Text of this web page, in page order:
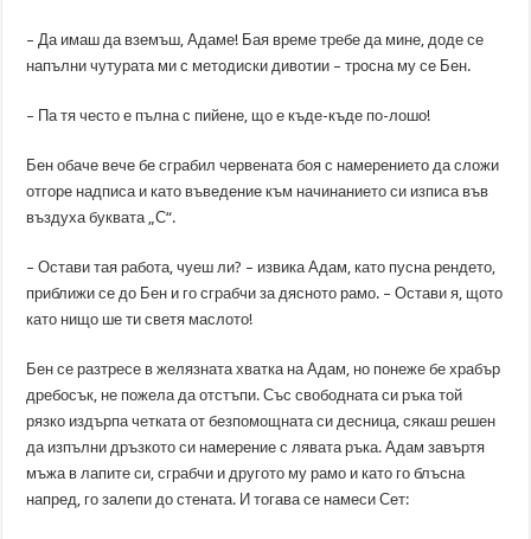
– Да имаш да вземъш, Адаме! Бая време требе да мине, доде се
напълни чутурата ми с методиски дивотии – тросна му се Бен.
– Па тя често е пълна с пийене, що е къде-къде по-лошо!
Бен обаче вече бе сграбил червената боя с намерението да сложи
отгоре надписа и като въведение към начинанието си изписа във
въздуха буквата „С“.
– Остави тая работа, чуеш ли? – извика Адам, като пусна рендето,
приближи се до Бен и го сграбчи за дясното рамо. – Остави я, щото
като нищо ше ти светя маслото!
Бен се разтресе в желязната хватка на Адам, но понеже бе храбър
дребосък, не пожела да отстъпи. Със свободната си ръка той
рязко издърпа четката от безпомощната си десница, сякаш решен
да изпълни дръзкото си намерение с лявата ръка. Адам завъртя
мъжа в лапите си, сграбчи и другото му рамо и като го блъсна
напред, го залепи до стената. И тогава се намеси Сет: